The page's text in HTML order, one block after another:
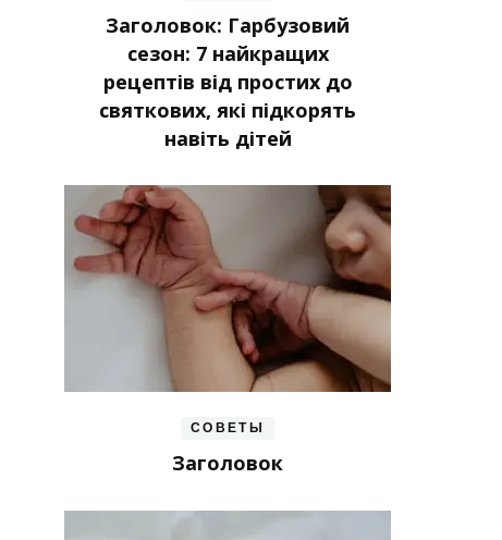
Заголовок: Гарбузовий
сезон: 7 найкращих
рецептів від простих до
святкових, які підкорять
навіть дітей
СОВЕТЫ
Заголовок